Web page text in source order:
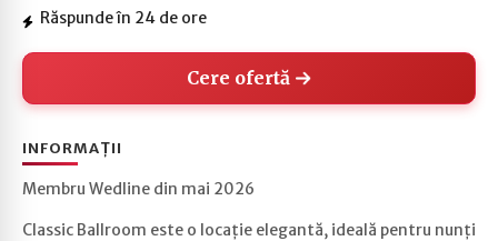
Răspunde în 24 de ore
Cere ofertă
INFORMAȚII
Membru Wedline din mai 2026
Classic Ballroom este o locație elegantă, ideală pentru nunți